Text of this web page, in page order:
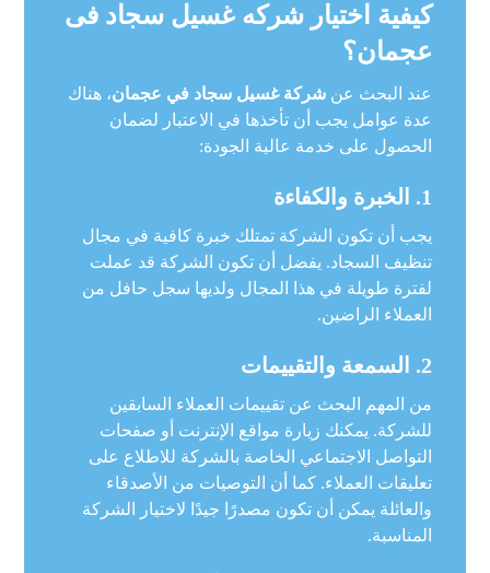
كيفية اختيار شركه غسيل سجاد فى
عجمان؟
عند البحث عنشركة غسيل سجاد في عجمان، هناك
عدة عوامل يجب أن تأخذها في الاعتبار لضمان
الحصول على خدمة عالية الجودة:
1. الخبرة والكفاءة
يجب أن تكون الشركة تمتلك خبرة كافية في مجال
تنظيف السجاد. يفضل أن تكون الشركة قد عملت
لفترة طويلة في هذا المجال ولديها سجل حافل من
العملاء الراضين.
2. السمعة والتقييمات
من المهم البحث عن تقييمات العملاء السابقين
للشركة. يمكنك زيارة مواقع الإنترنت أو صفحات
التواصل الاجتماعي الخاصة بالشركة للاطلاع على
تعليقات العملاء. كما أن التوصيات من الأصدقاء
والعائلة يمكن أن تكون مصدرًا جيدًا لاختيار الشركة
المناسبة.